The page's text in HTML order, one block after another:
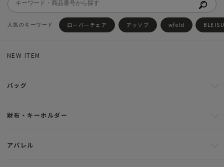
ローバーチェア アッソブ wfeld
NEW ITEM
バッグ
財布・キーホルダー
アパレル